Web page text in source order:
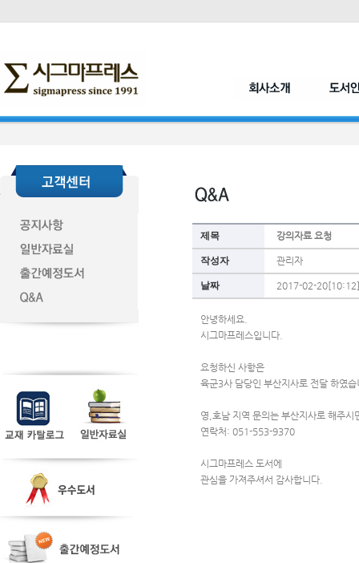
제목 강의자료 요청
작성자 관리자
날짜 2017-02-20[10:12]
안녕하세요.
시그마프레스입니다.
요청하신 사항은
육군3사 담당인 부산지사로 전달 하였
영,호남 지역 문의는 부산지사로 해주시
연락처: 051-553-9370
시그마프레스 도서에
관심을 가져주셔서 감사합니다.